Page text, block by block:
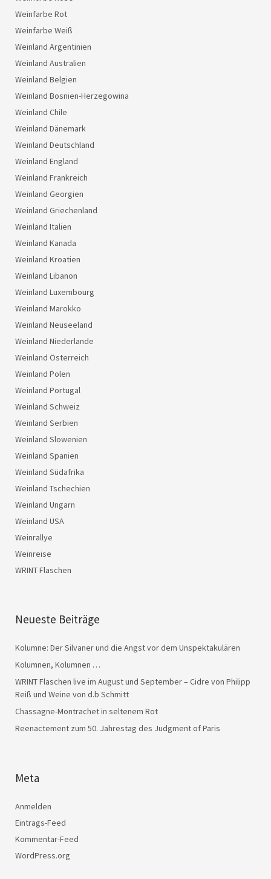
Weinfarbe Rot
Weinfarbe Weiß
Weinland Argentinien
Weinland Australien
Weinland Belgien
Weinland Bosnien-Herzegowina
Weinland Chile
Weinland Dänemark
Weinland Deutschland
Weinland England
Weinland Frankreich
Weinland Georgien
Weinland Griechenland
Weinland Italien
Weinland Kanada
Weinland Kroatien
Weinland Libanon
Weinland Luxembourg
Weinland Marokko
Weinland Neuseeland
Weinland Niederlande
Weinland Österreich
Weinland Polen
Weinland Portugal
Weinland Schweiz
Weinland Serbien
Weinland Slowenien
Weinland Spanien
Weinland Südafrika
Weinland Tschechien
Weinland Ungarn
Weinland USA
Weinrallye
Weinreise
WRINT Flaschen
Neueste Beiträge
Kolumne: Der Silvaner und die Angst vor dem Unspektakulären
Kolumnen, Kolumnen …
WRINT Flaschen live im August und September – Cidre von Philipp
Reiß und Weine von d.b Schmitt
Chassagne-Montrachet in seltenem Rot
Reenactement zum 50. Jahrestag des Judgment of Paris
Meta
Anmelden
Eintrags-Feed
Kommentar-Feed
WordPress.org